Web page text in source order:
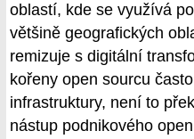
oblastí, kde se využívá
většině geografických
remizuje s digitální
kořeny open sourcu
infrastruktury, není to
nástup podnikového